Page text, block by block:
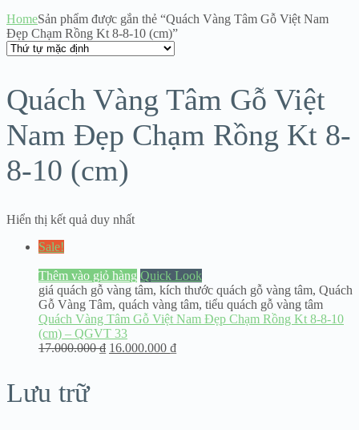
HomeSản phẩm được gắn thẻ “Quách Vàng Tâm Gỗ Việt Nam
Đẹp Chạm Rồng Kt 8-8-10 (cm)”
Quách Vàng Tâm Gỗ Việt
Nam Đẹp Chạm Rồng Kt 8-
8-10 (cm)
Hiển thị kết quả duy nhất
Sale!
Thêm vào giỏ hàng Quick Look
giá quách gỗ vàng tâm, kích thước quách gỗ vàng tâm, Quách
Gỗ Vàng Tâm, quách vàng tâm, tiểu quách gỗ vàng tâm
Quách Vàng Tâm Gỗ Việt Nam Đẹp Chạm Rồng Kt 8-8-10
(cm) – QGVT 33
17.000.000₫ 16.000.000 ₫
Lưu trữ